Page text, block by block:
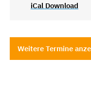
iCal Download
Weitere Termine